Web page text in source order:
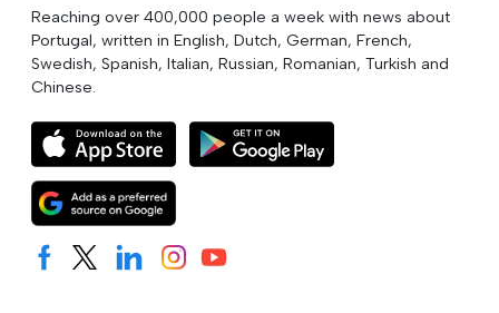
Reaching over 400,000 people a week with news about
Portugal, written in English, Dutch, German, French,
Swedish, Spanish, Italian, Russian, Romanian, Turkish and
Chinese.